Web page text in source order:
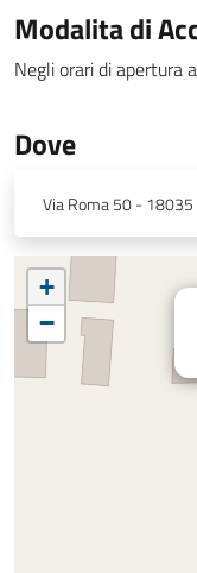
Modalita di
Negli orari di apertura
Dove
Via Roma 50 - 18035
+
−